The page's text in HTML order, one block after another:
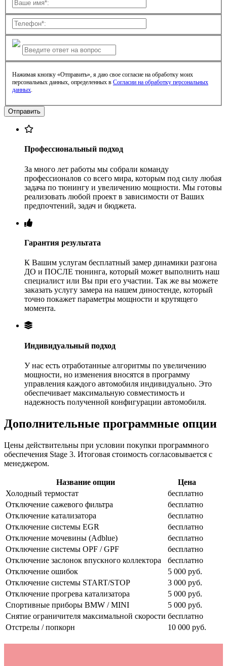
Нажимая кнопку «Отправить», я даю свое согласие на обработку моих
персональных данных, определенных в Согласии на обработку персональных
данных.
Профессиональный подход
За много лет работы мы собрали команду
профессионалов со всего мира, которым под силу любая
задача по тюнингу и увеличению мощности. Мы готовы
реализовать любой проект в зависимости от Ваших
предпочтений, задач и бюджета.
Гарантия результата
К Вашим услугам бесплатный замер динамики разгона
ДО и ПОСЛЕ тюнинга, который может выполнить наш
специалист или Вы при его участии. Так же вы можете
заказать услугу замера на нашем диностенде, который
точно покажет параметры мощности и крутящего
момента.
Индивидуальный подход
У нас есть отработанные алгоритмы по увеличению
мощности, но изменения вносятся в программу
управления каждого автомобиля индивидуально. Это
обеспечивает максимальную совместимость и
надежность полученной конфигурации автомобиля.
Дополнительные программные опции
Цены действительны при условии покупки программного
обеспечения Stage 3. Итоговая стоимость согласовывается с
менеджером.
Название опции
Цена
Холодный термостат
бесплатно
Отключение сажевого фильтра
бесплатно
Отключение катализатора
бесплатно
Отключение системы EGR
бесплатно
Отключение мочевины (Adblue)
бесплатно
Отключение системы OPF / GPF
бесплатно
Отключение заслонок впускного коллектора
бесплатно
Отключение ошибок
5 000 руб.
Отключение системы START/STOP
3 000 руб.
Отключение прогрева катализатора
5 000 руб.
Спортивные приборы BMW / MINI
5 000 руб.
Снятие ограничителя максимальной скорости бесплатно
Отстрелы / попкорн
10 000 руб.